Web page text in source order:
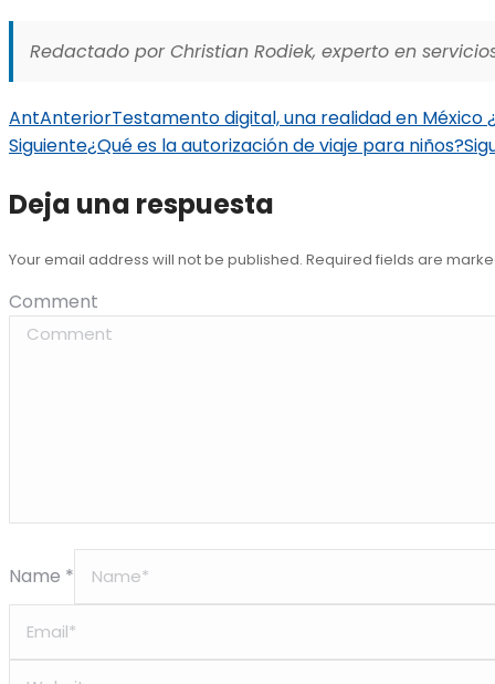
Redactado por Christian Rodiek, experto en
AntAnteriorTestamento digital, una realidad en México
Siguiente¿Qué es la autorización de viaje para niños?
Deja una respuesta
Your email address will not be published. Required fields are
Comment
Name *